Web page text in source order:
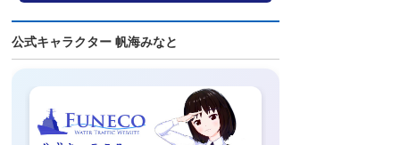
公式キャラクター 帆海みなと